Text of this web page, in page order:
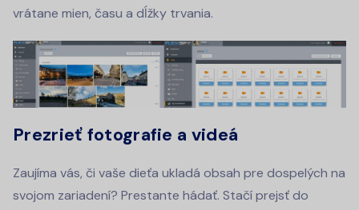
vrátane mien, času a dĺžky trvania.
Prezrieť fotografie a videá
Zaujíma vás, či vaše dieťa ukladá obsah pre dospelých na
svojom zariadení? Prestante hádať. Stačí prejsť do